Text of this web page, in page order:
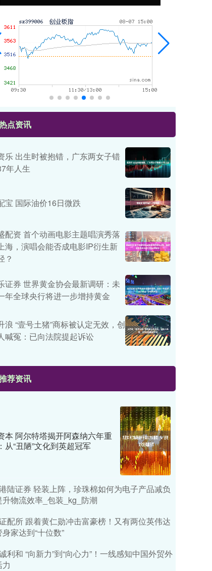
点资讯
乐 出生时被抱错，广东两女子错
年人生
宝 国际油价16日微跌
配资 首个动画电影主题唱演秀落
海，演唱会能否成电影IP衍生新
？
证券 世界黄金协会最新调研：未
年全球央行将进一步增持黄金
浪 “壹号土猪”商标被认定无效，创
喊冤：已向法院提起诉讼
荐资讯
本 阿尔特塔揭开阿森纳六年重
从“丑陋”文化到英超冠军
陆证券 轻装上阵，珍珠棉如何为电子产品减负
升物流效率_包装_kg_防潮
配所 跟着黄仁勋冲击富豪榜！又有两位英伟达
家达到“十位数”
利和 “向新力”到“向心力”！一线感知中国外贸外
力